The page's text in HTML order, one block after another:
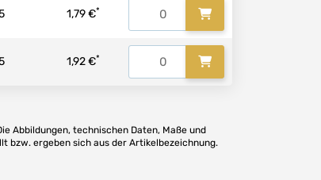
1,79 €*
1,92 €*
Abbildungen, technischen Daten, Maße und
bzw. ergeben sich aus der Artikelbezeichnung.